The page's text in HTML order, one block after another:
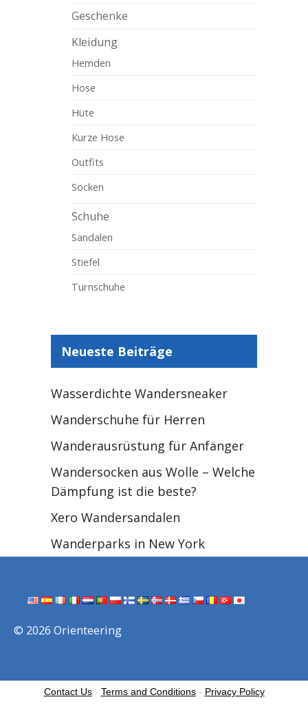
Geschenke
Kleidung
Hemden
Hose
Hüte
Kurze Hose
Outfits
Socken
Schuhe
Sandalen
Stiefel
Turnschuhe
Neueste Beiträge
Wasserdichte Wandersneaker
Wanderschuhe für Herren
Wanderausrüstung für Anfänger
Wandersocken aus Wolle – Welche
Dämpfung ist die beste?
Xero Wandersandalen
Wanderparks in New York
© 2026 Orienteering
Contact Us- Terms and Conditions- Privacy Policy